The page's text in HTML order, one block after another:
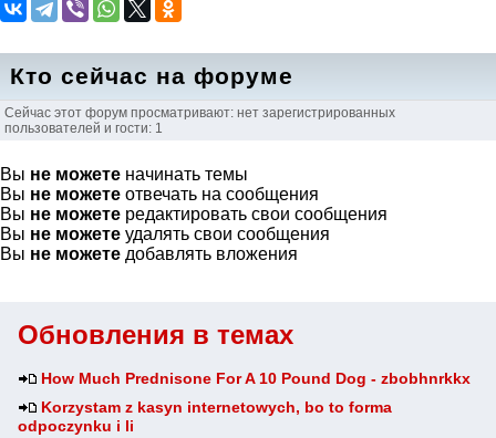
Обновления в темах
How Much Prednisone For A 10 Pound Dog - zbobhnrkkx
Korzystam z kasyn internetowych, bo to forma
odpoczynku i li
Кто сейчас на форуме
Сейчас этот форум просматривают: нет зарегистрированных
пользователей и гости: 1
Вы не можете начинать темы
Вы не можете отвечать на сообщения
Вы не можете редактировать свои сообщения
Вы не можете удалять свои сообщения
Вы не можете добавлять вложения